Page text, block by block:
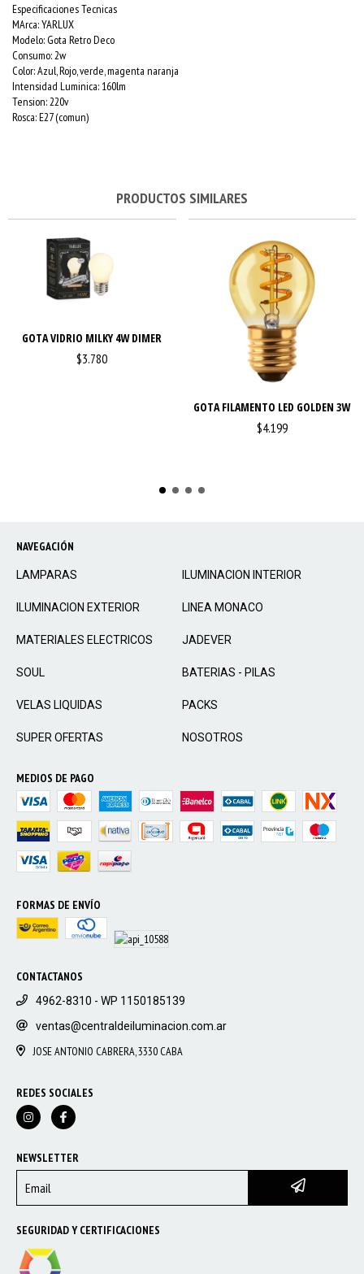
Especificaciones Tecnicas
MArca: YARLUX
Modelo: Gota Retro Deco
Consumo: 2w
Color: Azul, Rojo, verde, magenta naranja
Intensidad Luminica: 160lm
Tension: 220v
Rosca: E27 (comun)
PRODUCTOS SIMILARES
GOTA VIDRIO MILKY 4W DIMER
$3.780
GOTA FILAMENTO LED GOLDEN 3W
$4.199
NAVEGACIÓN
LAMPARAS ILUMINACION INTERIOR
ILUMINACION EXTERIOR LINEA MONACO
MATERIALES ELECTRICOS JADEVER
SOUL BATERIAS - PILAS
VELAS LIQUIDAS PACKS
SUPER OFERTAS NOSOTROS
MEDIOS DE PAGO
FORMAS DE ENVÍO
CONTACTANOS
4962-8310 - WP 1150185139
ventas@centraldeiluminacion.com.ar
JOSE ANTONIO CABRERA, 3330 CABA
REDES SOCIALES
NEWSLETTER
SEGURIDAD Y CERTIFICACIONES